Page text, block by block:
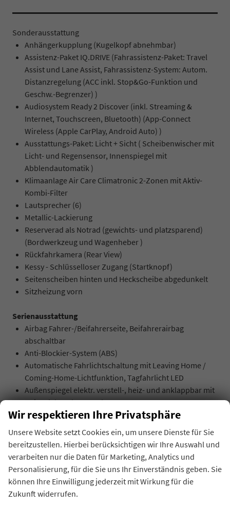
Sonderausstattung
Anhängerkupplung (Kugelkopf abnehmbar)
Assistenz-Paket IQ.DRIVE (Fahrassistenz-Paket: Travel
Assist und Lane Assist, Fahrassistenz-System: Autom.
Distanzregelung (ACC inkl. Stop&Go-Funktion und
Geschw.-Begrenzer) )
Audiosystem Ready 2 Discover (inkl. Streaming &
Internet, Touchscreen, Bluetooth) (App-Connect
Wireless (Apple CarPlay, Android Auto) )
Ausstattungs-Paket: Licht + Sicht ( Scheibenwischer mit
Licht- und Regensensor, Innenspiegel mit
Abblendautomatik )
Klimaanlage Air Care Climatronic 2-Zonen mit Aktiv-
Kombi-Filter
Lautsprecher (6)
Metallic-Lackierung
Reserverad als Notrad (gewichts- und platzsparend)
(Bordwerkzeug und Wagenheber )
Rückfahrkamera (Rear View)
Kessy - Schlüsselloser Zugang (Startknopf)
Seitenscheiben hinten und Heckscheibe abgedunkelt
Sitzheizung vorn
Serienausstattung
Airbag Fahrer-/Beifahrerseite, Beifahrerairbag
abschaltbar
Anti-Blockier-System (ABS)
Automatische Fahrlichtschaltung mit Leaving Home /
Coming-Home-Lichtfunktion, Tagfahrlicht LED
Außenspiegel elektr. verstell-, heiz- und anklappbar mit
Spiegelabsenkung rechts
Dachreling schwarz
Digital Cockpit (Instrumentenanzeige digital)
Einparkhilfe vorn und hinten
Elektron. Stabilitäts-Programm (ESP) Bremsassistent,
ASR/ABS, EDS, MSR
Fahrassistenz-System: Ablenkungs- und
Müdigkeitserkennung
Wir respektieren Ihre Privatsphäre
Unsere Website setzt Cookies ein, um unsere Dienste für Sie
bereitzustellen. Hierbei berücksichtigen wir Ihre Auswahl und
verarbeiten nur die Daten für Marketing, Analytics und
Personalisierung, für die Sie uns Ihr Einverständnis geben. Sie
können Ihre Einwilligung jederzeit mit Wirkung für die
Zukunft widerrufen.